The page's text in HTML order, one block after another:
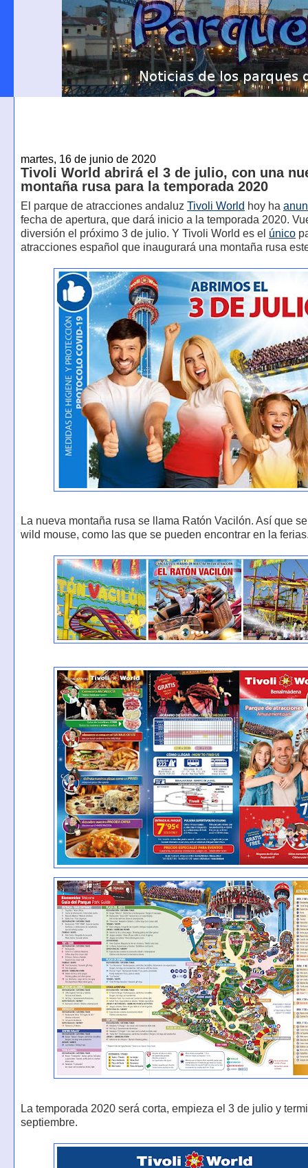
martes, 16 de junio de 2020
Tivoli World abrirá el 3 de julio, con una
montaña rusa para la temporada 2020
El parque de atracciones andaluz Tivoli World hoy ha
fecha de apertura, que dará inicio a la temporada 2020.
diversión el próximo 3 de julio. Y Tivoli World es el único
atracciones español que inaugurará una montaña rusa
La nueva montaña rusa se llama Ratón Vacilón. Así que
wild mouse, como las que se pueden encontrar en la
La temporada 2020 será corta, empieza el 3 de julio y
septiembre.